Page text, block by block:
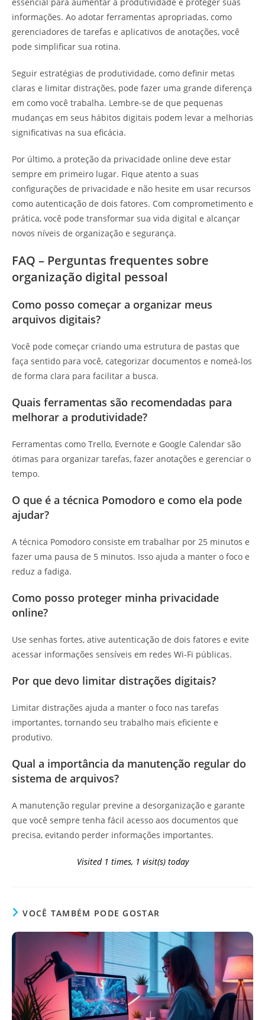
informações. Ao adotar ferramentas apropriadas, como
gerenciadores de tarefas e aplicativos de anotações, você
pode simplificar sua rotina.
Seguir estratégias de produtividade, como definir metas
claras e limitar distrações, pode fazer uma grande diferença
em como você trabalha. Lembre-se de que pequenas
mudanças em seus hábitos digitais podem levar a melhorias
significativas na sua eficácia.
Por último, a proteção da privacidade online deve estar
sempre em primeiro lugar. Fique atento a suas
configurações de privacidade e não hesite em usar recursos
como autenticação de dois fatores. Com comprometimento e
prática, você pode transformar sua vida digital e alcançar
novos níveis de organização e segurança.
FAQ – Perguntas frequentes sobre
organização digital pessoal
Como posso começar a organizar meus
arquivos digitais?
Você pode começar criando uma estrutura de pastas que
faça sentido para você, categorizar documentos e nomeá-los
de forma clara para facilitar a busca.
Quais ferramentas são recomendadas para
melhorar a produtividade?
Ferramentas como Trello, Evernote e Google Calendar são
ótimas para organizar tarefas, fazer anotações e gerenciar o
tempo.
O que é a técnica Pomodoro e como ela pode
ajudar?
A técnica Pomodoro consiste em trabalhar por 25 minutos e
fazer uma pausa de 5 minutos. Isso ajuda a manter o foco e
reduz a fadiga.
Como posso proteger minha privacidade
online?
Use senhas fortes, ative autenticação de dois fatores e evite
acessar informações sensíveis em redes Wi-Fi públicas.
Por que devo limitar distrações digitais?
Limitar distrações ajuda a manter o foco nas tarefas
importantes, tornando seu trabalho mais eficiente e
produtivo.
Qual a importância da manutenção regular do
sistema de arquivos?
A manutenção regular previne a desorganização e garante
que você sempre tenha fácil acesso aos documentos que
precisa, evitando perder informações importantes.
Visited 1 times, 1 visit(s) today
VOCÊ TAMBÉM PODE GOSTAR